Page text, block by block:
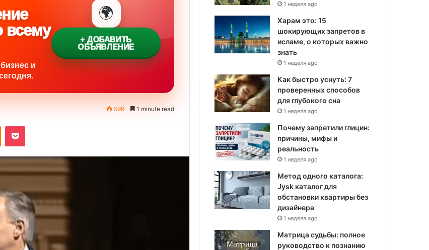
всему
и
🌍
+ ДОБАВИТЬ
ОБЪЯВЛЕНИЕ
599 1 minute read
1 неделя ago
Харам это: 15
шокирующих запретов в
исламе, о которых важно
знать
1 неделя ago
Как быстро уснуть: 7
проверенных способов
для глубокого сна
1 неделя ago
Почему запретили глицин:
причины, мифы и
реальность
1 неделя ago
Метод одного каталога:
Jysk каталог для
обстановки квартиры без
дизайнера
1 неделя ago
Матрица судьбы: полное
руководство к познанию